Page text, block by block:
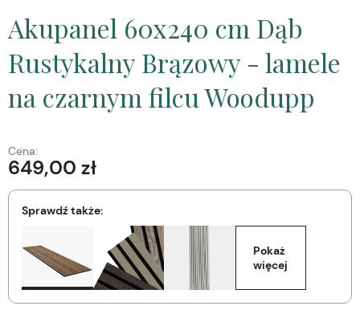
Akupanel 60x240 cm Dąb
Rustykalny Brązowy - lamele
na czarnym filcu Woodupp
Cena:
649,00 zł
Sprawdź także:
Pokaż
więcej